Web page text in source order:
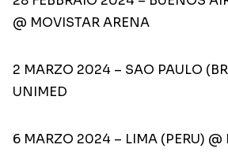
@ MOVISTAR ARENA
2 MARZO 2024 – SAO PAULO
UNIMED
6 MARZO 2024 – LIMA (PERU) @